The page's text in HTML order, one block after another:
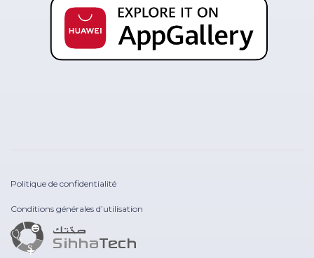
Politique de confidentialité
Conditions générales d’utilisation